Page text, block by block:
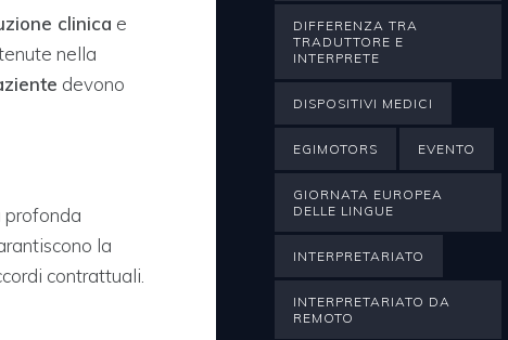
clinica e
nella
devono
profonda
la
contrattuali.
DIFFERENZA TRA
TRADUTTORE E
INTERPRETE
DISPOSITIVI MEDICI
EGIMOTORS EVENTO
GIORNATA EUROPEA
DELLE LINGUE
INTERPRETARIATO
INTERPRETARIATO DA
REMOTO